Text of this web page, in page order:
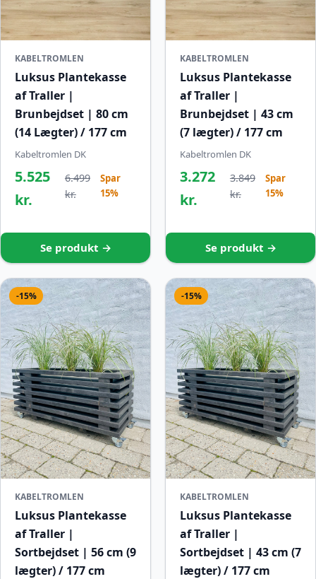
KABELTROMLEN
Luksus Plantekasse
af Traller |
Brunbejdset | 80 cm
(14 Lægter) / 177 cm
Kabeltromlen DK
5.525
kr.
6.499
kr.
Spar
15%
Se produkt →
KABELTROMLEN
Luksus Plantekasse
af Traller |
Brunbejdset | 43 cm
(7 lægter) / 177 cm
Kabeltromlen DK
3.272
kr.
3.849
kr.
Spar
15%
Se produkt →
-15%
KABELTROMLEN
Luksus Plantekasse
af Traller |
Sortbejdset | 56 cm (9
lægter) / 177 cm
-15%
KABELTROMLEN
Luksus Plantekasse
af Traller |
Sortbejdset | 43 cm (7
lægter) / 177 cm